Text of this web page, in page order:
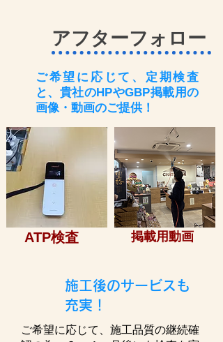
​アフターフォロー
ご希望に応じて、定期検査
と、貴社のHPやGBP掲載用の
画像・動画のご提供！
​ATP検査 ​掲載用動画
​施工後のサービスも
充実！
​ご希望に応じて、施工品質の継続確